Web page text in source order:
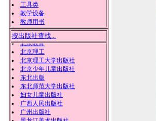
工具类
教学设备
教师用书
按出版社查找...
安徽美术出版社
北方妇女儿童出版社
北京教育
北京理工
北京理工大学出版社
北京少年儿童出版社
东北出版
东北师范大学出版社
妇女儿童出版社
广西人民出版社